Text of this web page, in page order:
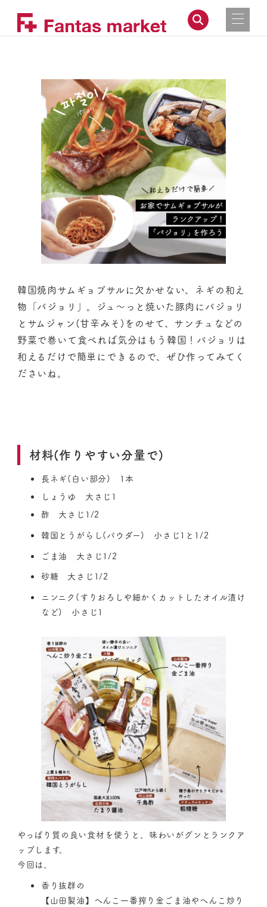
韓国焼肉サムギョプサルに欠かせない、ネギの和え
物「パジョリ」。ジュ～っと焼いた豚肉にパジョリ
とサムジャン(甘辛みそ)をのせて、サンチュなどの
野菜で巻いて食べれば気分はもう韓国！パジョリは
和えるだけで簡単にできるので、ぜひ作ってみてく
ださいね。
材料(作りやすい分量で)
長ネギ(白い部分) 1本
しょうゆ 大さじ1
酢 大さじ1/2
韓国とうがらし(パウダー) 小さじ1と1/2
ごま油 大さじ1/2
砂糖 大さじ1/2
ニンニク(すりおろしや細かくカットしたオイル漬け
など) 小さじ1
やっぱり質の良い食材を使うと、味わいがグンとランクア
ップします。
今回は、
香り抜群の
【山田製油】へんこ一番搾り金ごま油やへんこ炒り